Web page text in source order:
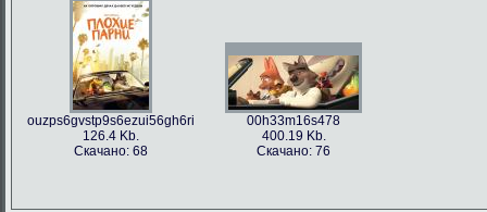
ouzps6gvstp9s6ezui56gh6ri
126.4 Kb.
Скачано: 68
00h33m16s478
400.19 Kb.
Скачано: 76